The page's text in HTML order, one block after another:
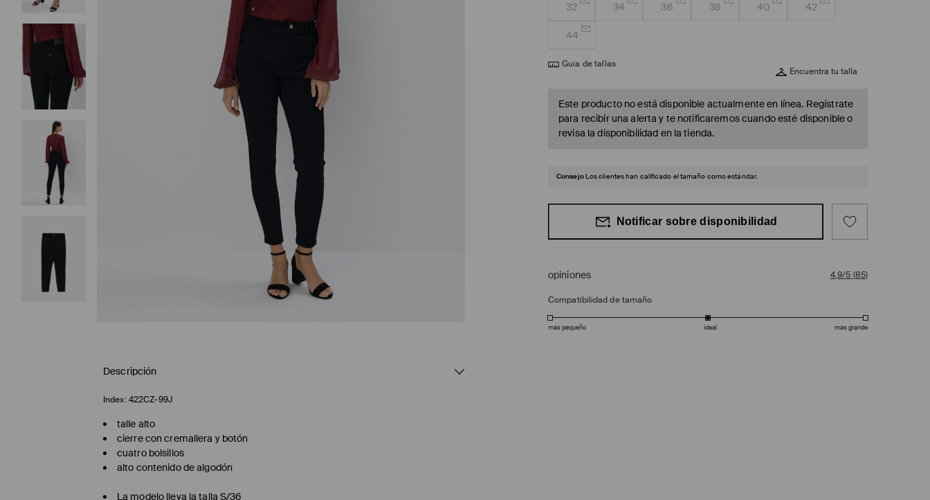
32 34 36 38 40 42
44
Guía de tallas
Encuentra tu talla
Este producto no está disponible actualmente en línea. Regístrate
para recibir una alerta y te notificaremos cuando esté disponible o
revisa la disponibilidad en la tienda.
Consejo Los clientes han calificado el tamaño como estándar.
Notificar sobre disponibilidad
opiniones 4,9/5 (85)
Compatibilidad de tamaño
más pequeño ideal más grande
Descripción
Index: 422CZ-99J
talle alto
cierre con cremallera y botón
cuatro bolsillos
alto contenido de algodón
La modelo lleva la talla S/36